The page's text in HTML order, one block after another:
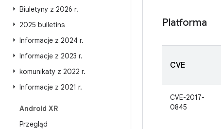
Biuletyny z 2026 r.
2025 bulletins
Informacje z 2024 r.
Informacje z 2023 r.
komunikaty z 2022 r.
Informacje z 2021 r.
Android XR
Przegląd
Platforma
CVE
CVE-2017-
0845